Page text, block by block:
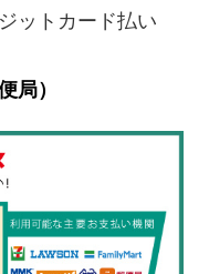
局）